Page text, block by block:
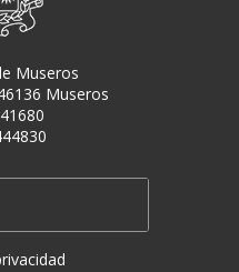
Museros
Museros